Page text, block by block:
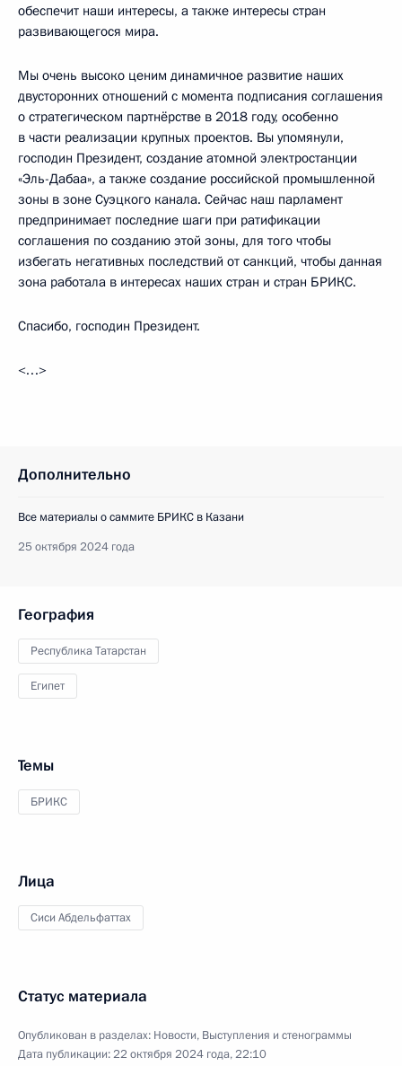
обеспечит наши интересы, а также интересы стран
развивающегося мира.
Мы очень высоко ценим динамичное развитие наших
двусторонних отношений с момента подписания соглашения
о стратегическом партнёрстве в 2018 году, особенно
в части реализации крупных проектов. Вы упомянули,
господин Президент, создание атомной электростанции
«Эль-Дабаа», а также создание российской промышленной
зоны в зоне Суэцкого канала. Сейчас наш парламент
предпринимает последние шаги при ратификации
соглашения по созданию этой зоны, для того чтобы
избегать негативных последствий от санкций, чтобы данная
зона работала в интересах наших стран и стран БРИКС.
Спасибо, господин Президент.
<…>
Дополнительно
Все материалы о саммите БРИКС в Казани
25 октября 2024 года
География
Республика Татарстан
Египет
Темы
БРИКС
Лица
Сиси Абдельфаттах
Статус материала
Опубликован в разделах: Новости, Выступления и стенограммы
Дата публикации:22 октября 2024 года, 22:10